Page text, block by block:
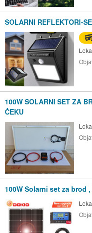
SOLARNI REFLEKTORI-
100W SOLARNI SET ZA
ČEKU
100W Solarni set za brod